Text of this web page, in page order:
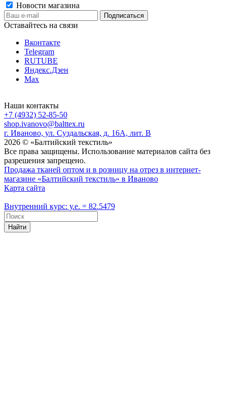
Новости магазина
Оставайтесь на связи
Вконтакте
Telegram
RUTUBE
Яндекс.Дзен
Max
Наши контакты
+7 (4932) 52-85-50
shop.ivanovo@balttex.ru
г. Иваново, ул. Суздальская, д. 16А, лит. В
2026 © «Балтийский текстиль»
Все права защищены. Использование материалов сайта без
разрешения запрещено.
Продажа тканей оптом и в розницу на отрез в интернет-
магазине «Балтийский текстиль» в Иваново
Карта сайта
Внутренний курс: у.е. = 82.5479
Найти